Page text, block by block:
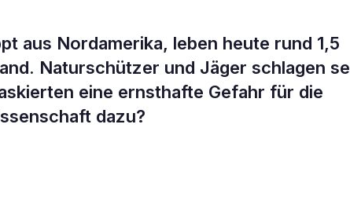
aus Nordamerika, leben heute rund 1,5
Naturschützer und Jäger schlagen
eine ernsthafte Gefahr für die
dazu?